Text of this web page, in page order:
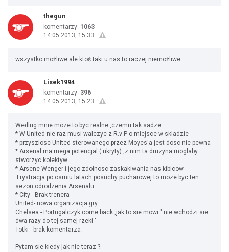
thegun
komentarzy: 1063
14.05.2013, 15:33
wszystko możliwe ale ktoś taki u nas to raczej niemożliwe
Lisek1994
komentarzy: 396
14.05.2013, 15:23
Wedlug mnie moze to byc realne ,czemu tak sadze :
* W United nie raz musi walczyc z R.v P o miejsce w skladzie
* przyszlosc United sterowanego przez Moyes'a jest dosc nie pewna
* Arsenal ma mega potencjal ( ukryty) ,z nim ta druzyna moglaby
stworzyc kolektyw
* Arsene Wenger i jego zdolnosc zaskakiwania nas kibicow
.Frystracja po osmiu latach posuchy pucharowej to moze byc ten
sezon odrodzenia Arsenalu .
* City - Brak trenera
United- nowa organizacja gry
Chelsea - Portugalczyk come back ,jak to sie mowi " nie wchodzi sie
dwa razy do tej samej rzeki "
Totki - brak komentarza .
Pytam sie kiedy jak nie teraz ?.